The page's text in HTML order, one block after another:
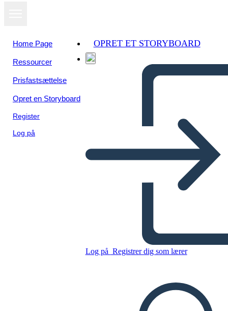
Home Page
Ressourcer
Prisfastsættelse
Opret en Storyboard
Register
Log på
OPRET ET STORYBOARD
Log på Registrer dig som lærer
הנשיאות של רונלד רייגן -
הבחירות של 1980
Kopier dette storyboard
LAVE ET STORYBOARD